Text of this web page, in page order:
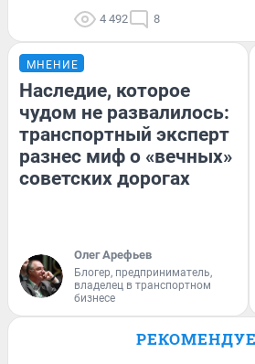
4 492 8
МНЕНИЕ
Наследие, которое
чудом не развалилось:
транспортный эксперт
разнес миф о «вечных»
советских дорогах
Олег Арефьев
Блогер, предприниматель,
владелец в транспортном
бизнесе